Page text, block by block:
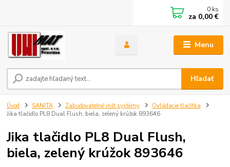
Menu
Hľadať
0 ks
za 0,00 €
Úvod SANITA Zabudovateľné inšt.systémy
Ovládacie tlačítka
Jika tlačidlo PL8 Dual Flush, biela, zelený krúžok 893646
Jika tlačidlo PL8 Dual Flush,
biela, zelený krúžok 893646